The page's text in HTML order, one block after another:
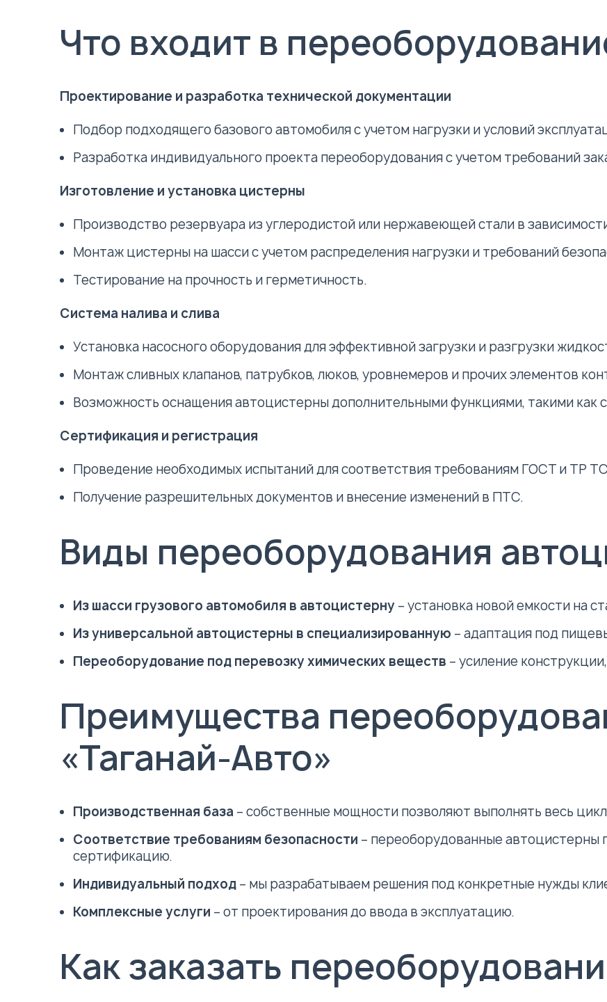
Что входит в
Проектирование и разработка технической документации
Подбор подходящего базового автомобиля с учетом нагрузки и условий
Разработка индивидуального проекта переоборудования с учетом требований
Изготовление и установка цистерны
Производство резервуара из углеродистой или нержавеющей стали в
Монтаж цистерны на шасси с учетом распределения нагрузки и требований
Тестирование на прочность и герметичность.
Система налива и слива
Установка насосного оборудования для эффективной загрузки и разгрузки
Монтаж сливных клапанов, патрубков, люков, уровнемеров и прочих элементов
Возможность оснащения автоцистерны дополнительными функциями, такими как
Сертификация и регистрация
Проведение необходимых испытаний для соответствия требованиям ГОСТ и ТР
Получение разрешительных документов и внесение изменений в ПТС.
Виды переоборудования
Из шасси грузового автомобиля в автоцистерну – установка новой емкости на
Из универсальной автоцистерны в специализированную – адаптация под
Переоборудование под перевозку химических веществ – усиление
Преимущества
«Таганай-Авто»
Производственная база – собственные мощности позволяют выполнять весь
Соответствие требованиям безопасности – переоборудованные автоцистерны
сертификацию.
Индивидуальный подход – мы разрабатываем решения под конкретные нужды
Комплексные услуги – от проектирования до ввода в эксплуатацию.
Как заказать